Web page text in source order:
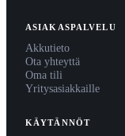
ASIAKASPALVELU
Akkutieto
Ota yhteyttä
Oma tili
Yritysasiakkaille
KÄYTÄNNÖT